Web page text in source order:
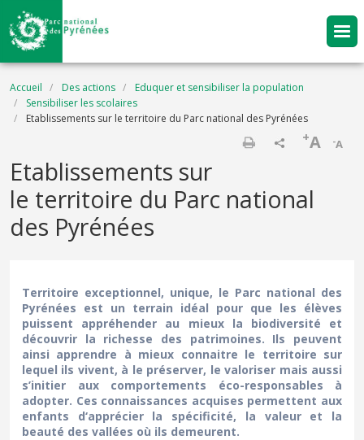
Aller au contenu principal
Fil d'Ariane
Accueil Des actions
Eduquer et sensibiliser la population
Sensibiliser les scolaires
Etablissements sur le territoire du Parc national des Pyrénées
-A
+A
Etablissements sur
le territoire du Parc national
des Pyrénées
Territoire exceptionnel, unique, le Parc national des
Pyrénées est un terrain idéal pour que les élèves
puissent appréhender au mieux la biodiversité et
découvrir la richesse des patrimoines. Ils peuvent
ainsi apprendre à mieux connaitre le territoire sur
lequel ils vivent, à le préserver, le valoriser mais aussi
s’initier aux comportements éco-responsables à
adopter. Ces connaissances acquises permettent aux
enfants d‘apprécier la spécificité, la valeur et la
beauté des vallées où ils demeurent.